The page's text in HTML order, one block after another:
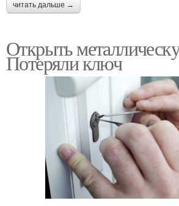
читать дальше →
Открыть
Потеряли ключ